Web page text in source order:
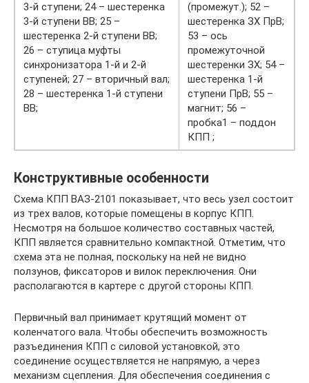
3-й ступени; 24 – шестеренка
3-й ступени ВВ; 25 –
шестеренка 2-й ступени ВВ;
26 – ступица муфты
синхронизатора 1-й и 2-й
ступеней; 27 – вторичный вал;
28 – шестеренка 1-й ступени
ВВ;
(промежут.); 52 –
шестеренка ЗХ ПрВ;
53 – ось
промежуточной
шестеренки ЗХ; 54 –
шестеренка 1-й
ступени ПрВ; 55 –
магнит; 56 –
пробка1 – поддон
КПП ;
Конструктивные особенности
Схема КПП ВАЗ-2101 показывает, что весь узел состоит
из трех валов, которые помещены в корпус КПП.
Несмотря на большое количество составных частей,
КПП является сравнительно компактной. Отметим, что
схема эта не полная, поскольку на ней не видно
ползунов, фиксаторов и вилок переключения. Они
располагаются в картере с другой стороны КПП.
Первичный вал принимает крутящий момент от
коленчатого вала. Чтобы обеспечить возможность
разъединения КПП с силовой установкой, это
соединение осуществляется не напрямую, а через
механизм сцепления. Для обеспечения соединения с